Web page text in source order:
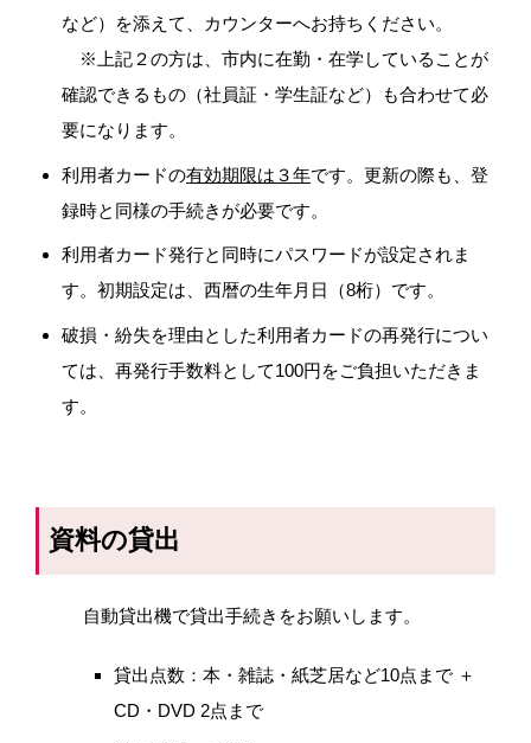
など）を添えて、カウンターへお持ちください。
※上記２の方は、市内に在勤・在学していることが
確認できるもの（社員証・学生証など）も合わせて必
要になります。
利用者カードの有効期限は３年です。更新の際も、登
録時と同様の手続きが必要です。
利用者カード発行と同時にパスワードが設定されま
す。初期設定は、西暦の生年月日（8桁）です。
破損・紛失を理由とした利用者カードの再発行につい
ては、再発行手数料として100円をご負担いただきま
す。
資料の貸出
自動貸出機で貸出手続きをお願いします。
貸出点数：本・雑誌・紙芝居など10点まで ＋
CD ・ DVD 2点まで